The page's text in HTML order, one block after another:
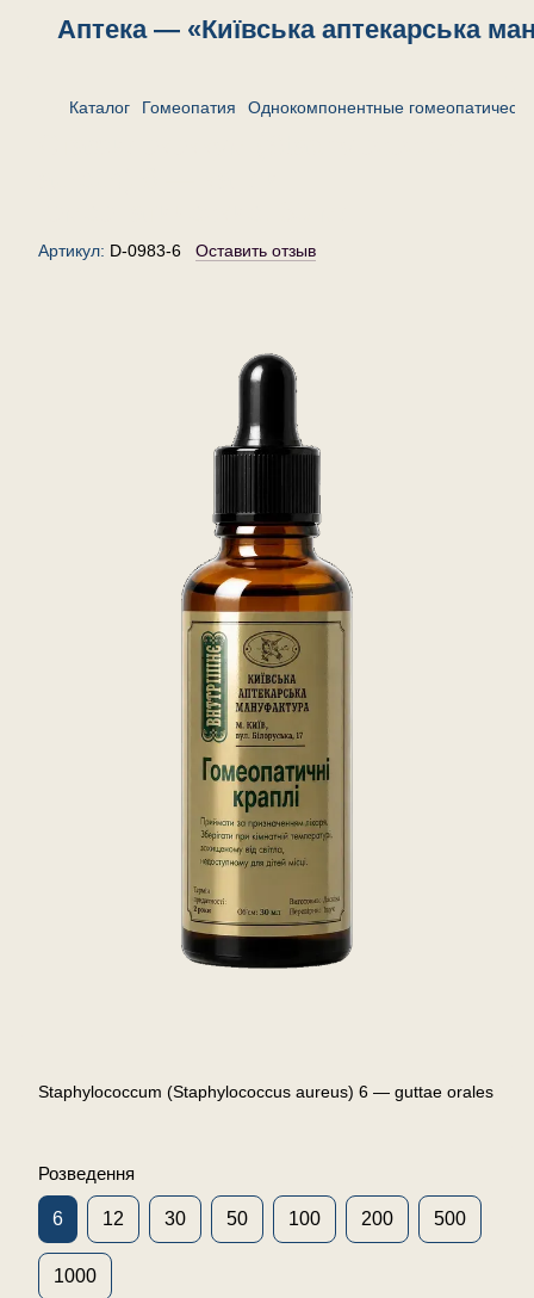
Аптека — «Київська аптекарська
Каталог Гомеопатия Однокомпонентные
Артикул: D-0983-6 Оставить отзыв
Staphylococcum (Staphylococcus aureus) 6 — guttae orales
Розведення
6 12 30 50 100 200 500
1000